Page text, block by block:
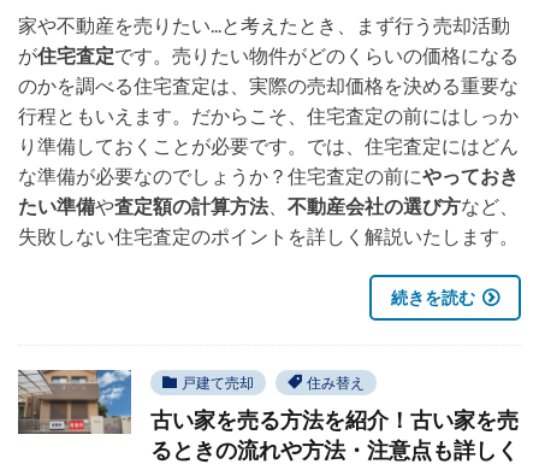
家や不動産を売りたい...と考えたとき、まず行う売却活動
が住宅査定です。売りたい物件がどのくらいの価格になる
のかを調べる住宅査定は、実際の売却価格を決める重要な
行程ともいえます。だからこそ、住宅査定の前にはしっか
り準備しておくことが必要です。では、住宅査定にはどん
な準備が必要なのでしょうか？住宅査定の前にやっておき
たい準備や査定額の計算方法、 不動産会社の選び方など、
失敗しない住宅査定のポイントを詳しく解説いたします。
続きを読む
戸建て売却 住み替え
古い家を売る方法を紹介！古い家を売
るときの流れや方法・注意点も詳しく